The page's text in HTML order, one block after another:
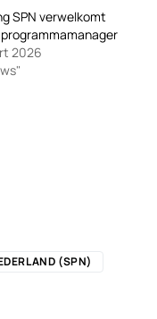
SPN verwelkomt
2026
(SPN)